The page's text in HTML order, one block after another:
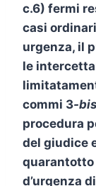
c.6) fermi
casi
urgenza, il
le
commi 3-bis
procedura
del giudice
quarantotto
d’urgenza